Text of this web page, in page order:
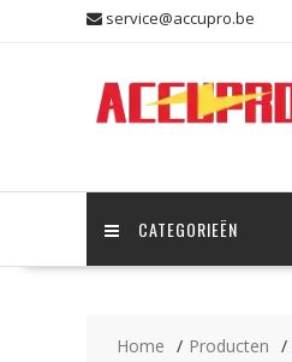
service@accupro.be
CATEGORIEËN
Home Producten